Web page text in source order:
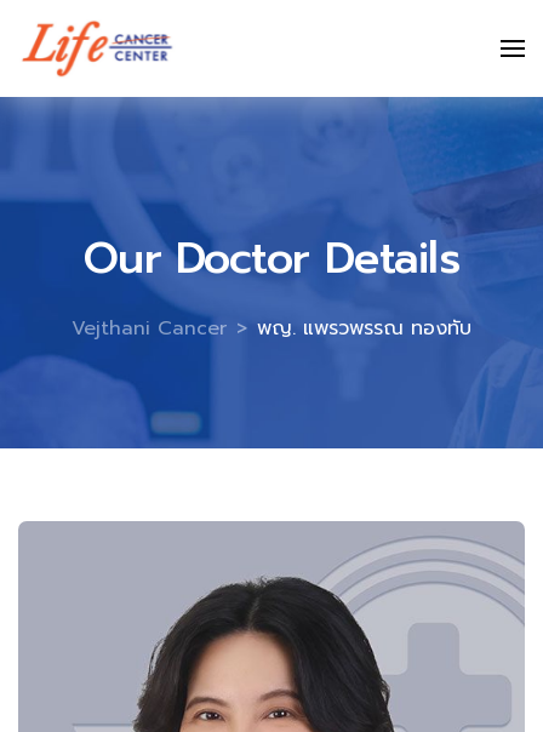
content
Our Doctor Details
Vejthani Cancer > พญ. แพรวพรรณ ทองทับ